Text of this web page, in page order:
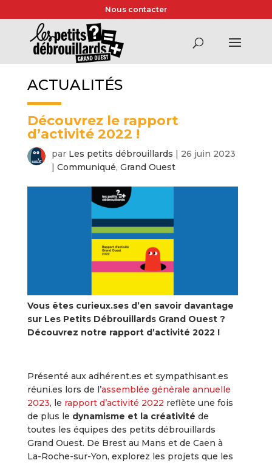
Nous contacter
ACTUALITÉS
Découvrez le rapport
d’activité 2022 !
par Les petits débrouillards | 26 juin 2023
| Communiqué, Grand Ouest
Vous êtes curieux.ses d’en savoir davantage
sur Les Petits Débrouillards Grand Ouest ?
Découvrez notre rapport d’activité 2022 !
Présenté aux adhérent.es et sympathisant.es
réuni.es lors de l’assemblée générale annuelle
2023, le rapport d’activité 2022 reflète une fois
de plus le dynamisme et la créativité de
toutes les équipes des petits débrouillards
Grand Ouest. De Brest au Mans et de Caen à
La-Roche-sur-Yon, explorez les projets que les